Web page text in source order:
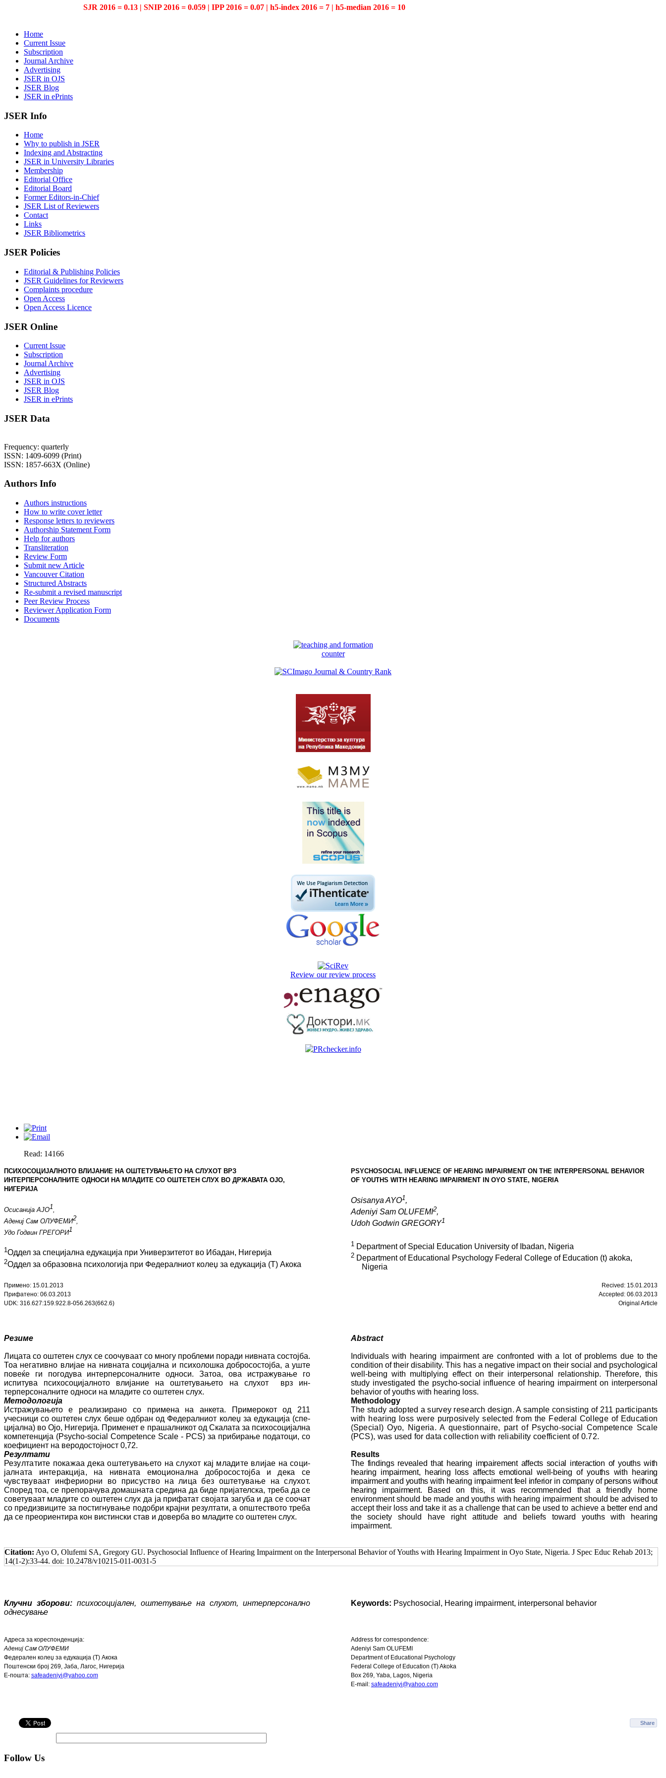
SJR 2016 = 0.13 | SNIP 2016 = 0.059 | IPP 2016 = 0.07 | h5-index 2016 = 7 | h5-median 2016 = 10
Home
Current Issue
Subscription
Journal Archive
Advertising
JSER in OJS
JSER Blog
JSER in ePrints
JSER Info
Home
Why to publish in JSER
Indexing and Abstracting
JSER in University Libraries
Membership
Editorial Office
Editorial Board
Former Editors-in-Chief
JSER List of Reviewers
Contact
Links
JSER Bibliometrics
JSER Policies
Editorial & Publishing Policies
JSER Guidelines for Reviewers
Complaints procedure
Open Access
Open Access Licence
JSER Online
Current Issue
Subscription
Journal Archive
Advertising
JSER in OJS
JSER Blog
JSER in ePrints
JSER Data
Frequency: quarterly
ISSN: 1409-6099 (Print)
ISSN: 1857-663X (Online)
Authors Info
Authors instructions
How to write cover letter
Response letters to reviewers
Authorship Statement Form
Help for authors
Transliteration
Review Form
Submit new Article
Vancouver Citation
Structured Abstracts
Re-submit a revised manuscript
Peer Review Process
Reviewer Application Form
Documents
counter
Review our review process
Read: 14166
ПСИХОСОЦИЈАЛНОТО ВЛИЈАНИЕ НА ОШТЕТУВАЊЕТО НА СЛУХОТ ВРЗ
ИНТЕРПЕРСОНАЛНИТЕ ОДНОСИ НА МЛАДИТЕ СО ОШТЕТЕН СЛУХ ВО ДРЖАВАТА ОЈО,
НИГЕРИЈА
Осисанија АЈО1
Адениј Сам ОЛУФЕМИ2
Удо Годвин ГРЕГОРИ1
1Оддел за специјална едукација при Универзитетот во Ибадан, Нигерија
2Оддел за образовна психологија при Федералниот колеџ за едукација (Т) Акока
PSYCHOSOCIAL INFLUENCE OF HEARING IMPAIRMENT ON THE INTERPERSONAL BEHAVIOR
OF YOUTHS WITH HEARING IMPAIRMENT IN OYO STATE, NIGERIA
Osisanya AYO1,
Adeniyi Sam OLUFEMI2,
Udoh Godwin GREGORY1
1 Department of Special Education Universityof I badan, N igeria
2 Department of Educational Psychology Federal College of Education (t) akoka,
Nigeria
Примено: 15.01.2013
Прифатено: 06.03.2013
UDK: 316.627:159.922.8-056.263(662.6)
Recived : 15.01.2013
Accepted : 06.03.2013
Original Article
Резиме Abstract
Лицата со оштетен слух се соочуваат со мно­гу проблеми поради нивната состојба.
Тоа не­га­тивно влијае на нивната социјална и пси­хо­лошка добросостојба, а уште
повеќе ги по­го­дува интерперсоналните односи. Затоа, ова истражување го
испитува пси­хо­со­ци­јал­но­то влијание на оштетувањето на слухот врз ин­
терперсоналните односи на младите со ош­те­тен слух.
Individuals with hearing impairment are confronted with a lot of problems due to the
condition of their disability. This has a negative impact on their social and psychological
well-being with multiplying effect on their interpersonal relationship. Therefore, this
study investigated the psycho-social influence of hearing impairment on interpersonal
behavior of youths with hearing loss.
Методологија
Methodology
Истражувањето е реализирано со примена на анкета. Примерокот од 211
учесници со оштетен слух беше одбран од Федералниот колеџ за едукација (спе­
ци­јал­на) во Ојо, Нигерија. Применет е пра­шал­ни­кот од Скалата за психосоцијална
ком­пе­тен­ција (Psycho-social Competence Scale - PCS) за прибирање податоци, со
коефициент на веродостојност 0,72.
The study adopted a survey research design. A sample consisting of 211 participants
with hearing loss were purposively selected from the Federal College of Education
(Special) Oyo, Nigeria. A questionnaire, part of Psycho-social Competence Scale
(PCS), was used for data collection with reliability coefficient of 0.72.
Резултати
Results
Резултатите покажаа дека оштетувањето на слу­хот кај младите влијае на со­ци­
јал­на­та ин­те­ракција, на нивната емоционална до­б­ро­сос­тојба и дека се
чувствуваат ин­фе­риор­ни во присуство на лица без ош­те­ту­ва­ње на слу­хот.
Според тоа, се препорачува домашната сре­ди­на да биде пријателска, треба да се
со­ве­ту­ва­ат младите со оштетен слух да ја прифатат сво­ја­та загуба и да се соочат
со пре­диз­ви­ци­те за постигнување подобри крајни ре­зул­та­ти, а општеството треба
да се преориентира кон вистински став и доверба во младите со ош­тетен слух.
The findings revealed that hearing impairement affectssocial interaction of youths with
hearing impairment, hearing loss affects emotional well-being of youths with hearing
impairment and youths with hearing impairment feel inferior in company of persons without
hearing impairment.
Based on this, it was recommended that a friendly home
environment should be made and youths with hearing impairment should be advised to
accept their loss and take it as a challenge that can be used to achieve a better end and
the society should have right attitude and beliefs toward youths with hearing
impairment.
Citation: Ayo O, Olufemi SA, Gregory GU. Psychosocial Influence of Hearing Impairment on the Interpersonal Behavior of Youths with Hearing Impairment in Oyo State, Nigeria. J Spec Educ Rehab 2013;
14(1-2):33-44. doi: 10.2478/v10215-011-0031-5
Клучни зборови:психосоцијален, оште­ту­ва­ње на слухот, интерперсонално
однесување
Keywords: Psychosocial, Hearing impairment, interpersonal behavior
Адреса за кореспонденција:
Адениј Сам ОЛУФЕМИ
Федерален колеџ за едукација (Т) Акока
Поштенски број 269, Јаба, Лагос, Нигерија
Е-пошта: safeadeniyi@yahoo.com
Address for correspondence:
Adeniyi Sam OLUFEMI
Department of Educational Psychology
Federal College of Education (T) Akoka
Box 269, Yaba, Lagos, Nigeria
E-mail: safeadeniyi@yahoo.com
Share
Follow Us